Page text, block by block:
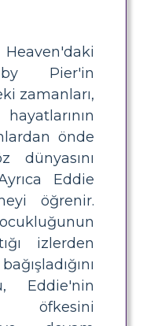
Pier'in
zamanları,
önde
dünyasını
Eddie
öğrenir.
izlerden
Eddie'nin